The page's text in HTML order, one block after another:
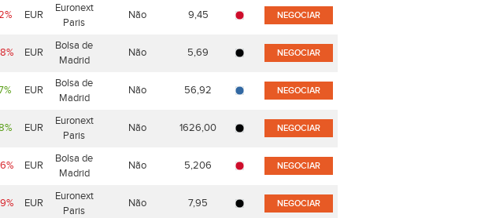
EUR
Euronext
Paris
Não 9,45 NEGOCIAR
EUR
Bolsa de
Madrid
Não 5,69 NEGOCIAR
EUR
Bolsa de
Madrid
Não 56,92 NEGOCIAR
EUR
Euronext
Paris
Não 1626,00 NEGOCIAR
EUR
Bolsa de
Madrid
Não 5,206 NEGOCIAR
EUR
Euronext
Paris
Não 7,95 NEGOCIAR